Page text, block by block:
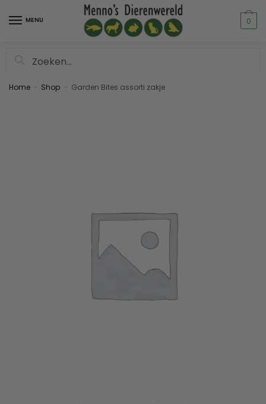
MENU 0
Home Shop Garden Bites assorti zakje